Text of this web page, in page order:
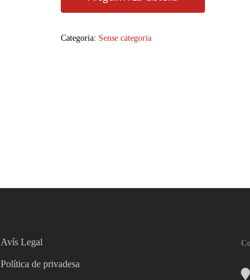
Categoria: Sense categoria
Avís Legal
Política de privadesa